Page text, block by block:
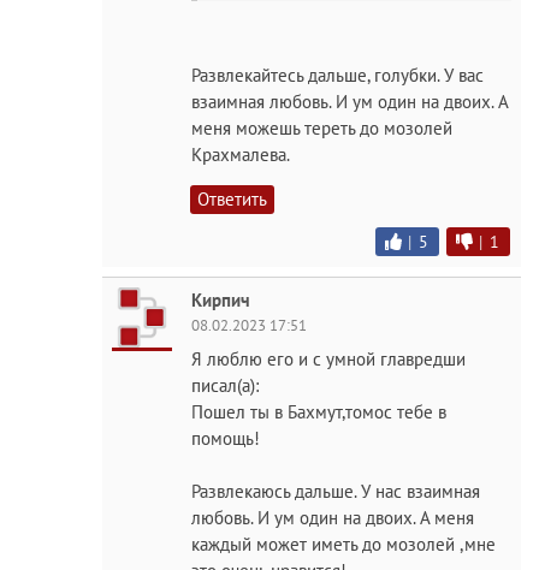
Развлекайтесь дальше, голубки. У вас
взаимная любовь. И ум один на двоих. А
меня можешь тереть до мозолей
Крахмалева.
Ответить
| 5 | 1
Кирпич
08.02.2023 17:51
Я люблю его и с умной главредши
писал(а):
Пошел ты в Бахмут,томос тебе в
помощь!
Развлекаюсь дальше. У нас взаимная
любовь. И ум один на двоих. А меня
каждый может иметь до мозолей ,мне